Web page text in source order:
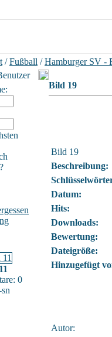
/Fußball /Hamburger SV -
0
Bild 19
Bild 19
Beschreibung:
Datum:
Hits:
Downloads:
Bewertung:
Dateigröße:
Hinzugefügt
Autor: